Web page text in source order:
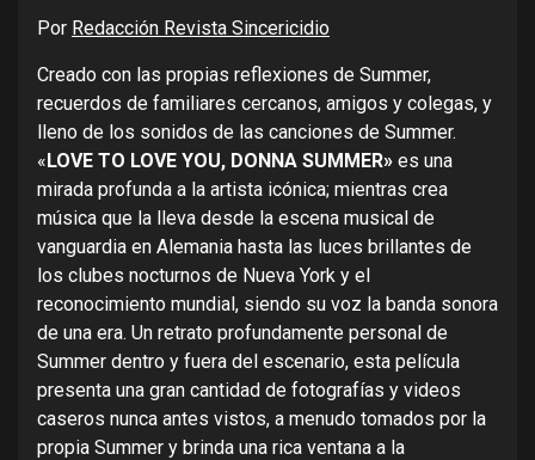
Por Redacción Revista Sincericidio
Creado con las propias reflexiones de Summer,
recuerdos de familiares cercanos, amigos y colegas, y
lleno de los sonidos de las canciones de Summer.
«LOVE TO LOVE YOU, DONNA SUMMER» es una
mirada profunda a la artista icónica; mientras crea
música que la lleva desde la escena musical de
vanguardia en Alemania hasta las luces brillantes de
los clubes nocturnos de Nueva York y el
reconocimiento mundial, siendo su voz la banda sonora
de una era. Un retrato profundamente personal de
Summer dentro y fuera del escenario, esta película
presenta una gran cantidad de fotografías y videos
caseros nunca antes vistos, a menudo tomados por la
propia Summer y brinda una rica ventana a la